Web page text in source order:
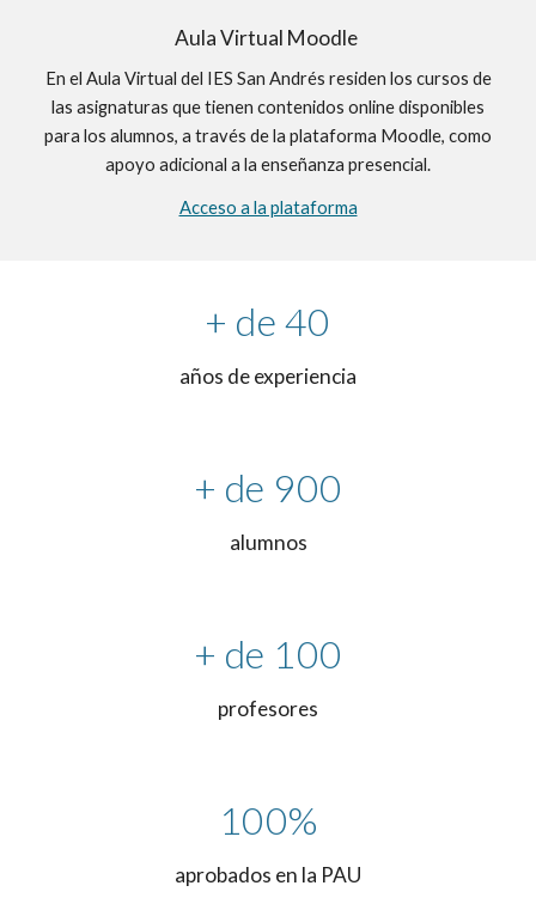
Aula Virtual Moodle
En el Aula Virtual del IES San Andrés residen los cursos de
las asignaturas que tienen contenidos online disponibles
para los alumnos, a través de la plataforma Moodle, como
apoyo adicional a la enseñanza presencial.
Acceso a la plataforma
+ de 40
años de experiencia
+ de 900
alumnos
+ de 100
profesores
100%
aprobados en la PAU